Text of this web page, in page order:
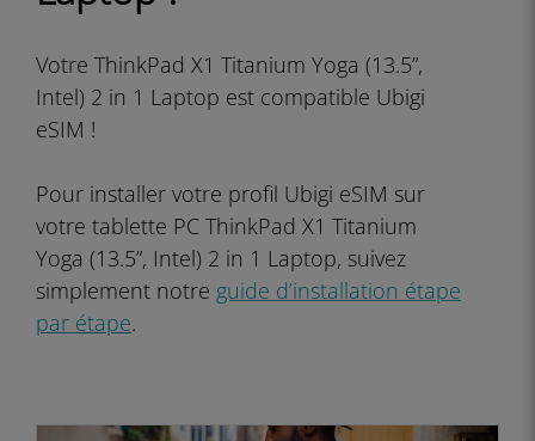
Votre ThinkPad X1 Titanium Yoga (13.5”,
Intel) 2 in 1 Laptop est compatible Ubigi
eSIM !
Pour installer votre profil Ubigi eSIM sur
votre tablette PC ThinkPad X1 Titanium
Yoga (13.5”, Intel) 2 in 1 Laptop, suivez
simplement notre guide d’installation étape
par étape.